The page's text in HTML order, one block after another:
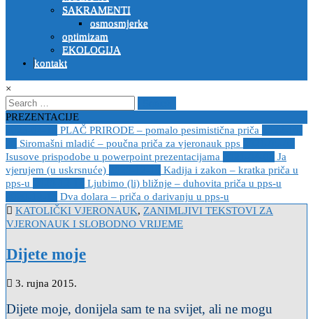
SAKRAMENTI
osmosmjerke
optimizam
EKOLOGIJA
kontakt
×
Search
for:
PREZENTACIJE
PLAČ PRIRODE – pomalo pesimistična priča
Siromašni mladić – poučna priča za vjeronauk pps
Isusove prispodobe u powerpoint prezentacijama
Ja
vjerujem (u uskrsnuće)
Kadija i zakon – kratka priča u
pps-u
Ljubimo (li) bližnje – duhovita priča u pps-u
Dva dolara – priča o darivanju u pps-u
Posted
in
KATOLIČKI VJERONAUK, ZANIMLJIVI TEKSTOVI ZA
VJERONAUK I SLOBODNO VRIJEME
Dijete moje
3. rujna 2015.
Dijete moje, donijela sam te na svijet, ali ne mogu